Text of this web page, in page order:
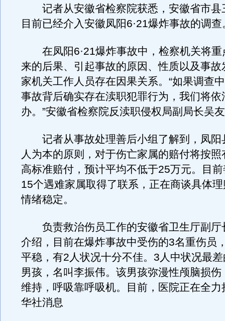
记者从安徽省检察院获悉，安徽省市县
目前已经介入安徽凤阳6·21爆炸事故的调查
在凤阳6·21爆炸事故中，检察机关将重
来的后果、引起事故的原因、性质以及事故
家机关工作人员存在因果关系。“如果调查
事故背后确实存在渎职犯罪行为，我们将依
办。”安徽省检察院反渎职侵权局副局长吴
记者从事故处理善后小组了解到，凤阳
人为本的原则，对于伤亡家属的赔付将按
高标准赔付，预计平均不低于25万元。目
15个遇难家属取得了联系，正在商谈具体
情绪稳定。
负责救治伤员工作的安徽省卫生厅副厅
介绍，目前在爆炸事故中受伤的3名重伤员
平稳，有2人状况十分不佳。3人中状况最
男孩，名叫李振伟。该男孩弥漫性颅脑损
维持，呼吸靠呼吸机。目前，医院正在全力
华社消息